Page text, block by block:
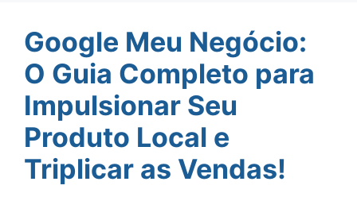
Google Meu Negócio:
O Guia Completo para
Impulsionar Seu
Produto Local e
Triplicar as Vendas!